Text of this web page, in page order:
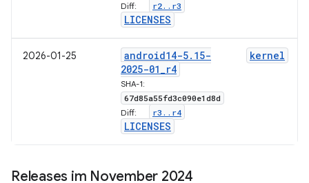
Diff: r2. . r3
LICENSES
2026-01-25 android14-5. 15-
2025-01_r4
SHA-1:
67d85a55fd3c090e1d8d
Diff: r3 . . r4
LICENSES
kernel
Releases im November 2024